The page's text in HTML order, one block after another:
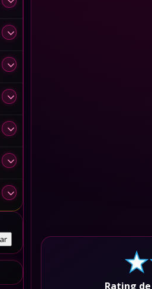
Rating